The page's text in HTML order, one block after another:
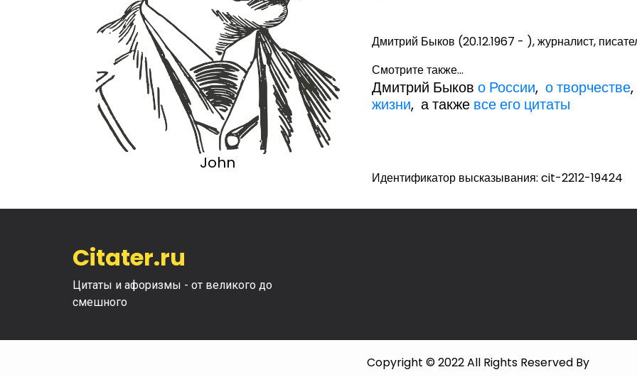
John
Дмитрий Быков (20.12.1967 - ), журналист,
Смотрите также...
Дмитрий Быково России,о творчестве
жизни, а также все его цитаты
Идентификатор высказывания: cit-2212-19424
Citater.ru
Цитаты и афоризмы - от великого до
смешного
Copyright © 2022 All Rights Reserved By